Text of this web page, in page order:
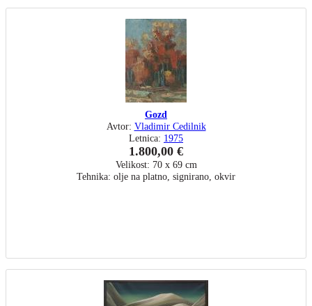
Gozd
Avtor: Vladimir Cedilnik
Letnica: 1975
1.800,00 €
Velikost: 70 x 69 cm
Tehnika: olje na platno, signirano, okvir